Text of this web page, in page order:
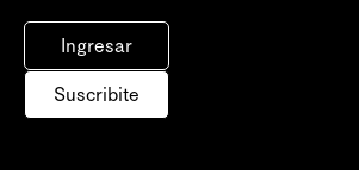
Ingresar
Suscribite